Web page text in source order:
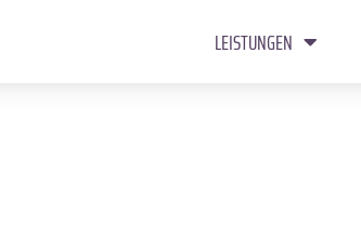
LEISTUNGEN